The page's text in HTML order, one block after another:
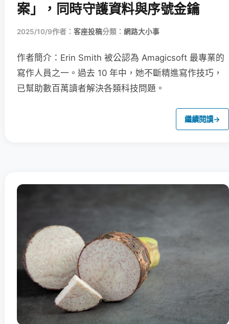
案」，同時守護資料與序號金鑰
2025/10/9作者： 客座投稿分類： 網路大小事
作者簡介：Erin Smith 被公認為 Amagicsoft 最專業的
寫作人員之一。過去 10 年中，她不斷精進寫作技巧，
已幫助數百萬讀者解決各類科技問題。
繼續閱讀→